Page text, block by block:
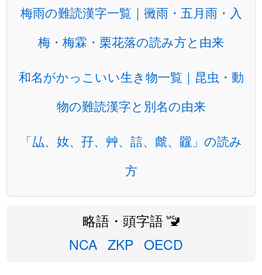
梅雨の難読漢字一覧｜黴雨・五月雨・入
梅・梅霖・栗花落の読み方と由来
和名がかっこいい生き物一覧｜昆虫・動
物の難読漢字と別名の由来
「厸、奻、孖、艸、誩、虤、龖」の読み
方
略語・頭字語 🚾
NCA ZKP OECD